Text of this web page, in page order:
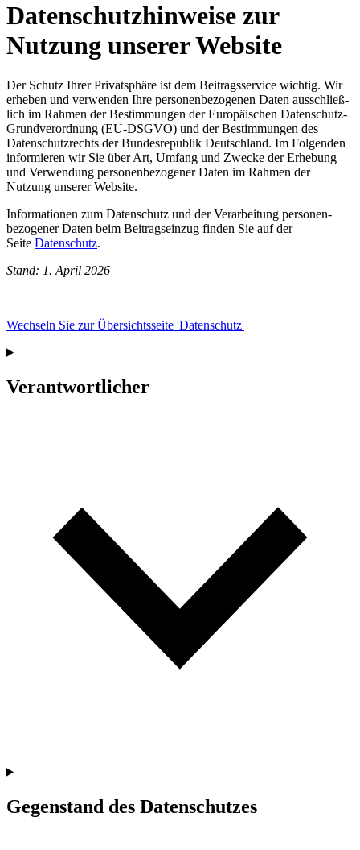
Datenschutzhinweise zur
Nutzung unserer Website
Der Schutz Ihrer Privat­sphäre ist dem Beitrags­service wichtig. Wir
erheben und ver­wenden Ihre personen­bezogenen Daten aus­schließ­
lich im Rahmen der Bestimmungen der Europäischen Daten­schutz-
Grund­verordnung (EU-DSGVO) und der Bestimmungen des
Daten­schutz­rechts der Bundes­republik Deutsch­land. Im Folgenden
informieren wir Sie über Art, Umfang und Zwecke der Er­hebung
und Ver­wendung personen­bezogener Daten im Rahmen der
Nutzung unserer Web­site.
Informationen zum Daten­schutz und der Ver­arbei­tung personen­
bezogener Daten beim Beitrags­ein­zug finden Sie auf der
Seite Datenschutz.
Stand: 1. April 2026
Wechseln Sie zur Übersichtsseite 'Datenschutz'
Verantwortlicher
Gegenstand des Datenschutzes